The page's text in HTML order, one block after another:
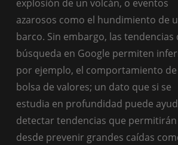
explosión de un volcán, o eventos
azarosos como el hundimiento de
barco. Sin embargo, las tendencias
búsqueda en Google permiten
por ejemplo, el comportamiento de
bolsa de valores; un dato que si se
estudia en profundidad puede
detectar tendencias que permitirán
desde prevenir grandes caídas